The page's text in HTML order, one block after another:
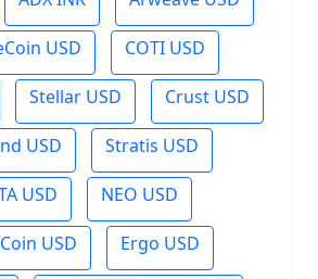
USD COTI USD
Stellar USD Crust USD
USD Stratis USD
USD NEO USD
USD Ergo USD